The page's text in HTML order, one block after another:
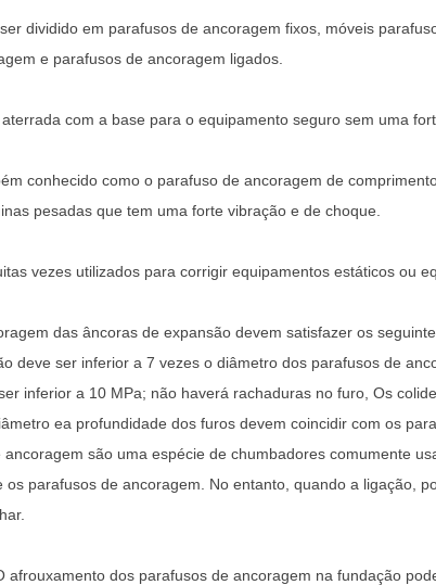
dividido em parafusos de ancoragem fixos, móveis
e parafusos de ancoragem ligados.
com a base para o equipamento seguro sem uma
conhecido como o parafuso de ancoragem de
pesadas que tem uma forte vibração e de choque.
vezes utilizados para corrigir equipamentos estáticos ou
das âncoras de expansão devem satisfazer os
deve ser inferior a 7 vezes o diâmetro dos parafusos de
inferior a 10 MPa; não haverá rachaduras no furo, Os
ea profundidade dos furos devem coincidir com os
são uma espécie de chumbadores comumente
parafusos de ancoragem. No entanto, quando a ligação,
afrouxamento dos parafusos de ancoragem na fundação